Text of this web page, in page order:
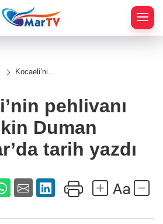
Kocaeli’nin
Duman
Kırkpınar’da
tarih yazdıpehlivanı
Duman
tarih yazdı